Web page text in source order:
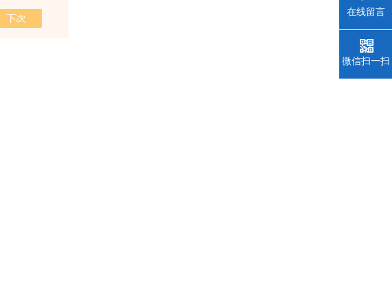
在线留言
微信扫一扫